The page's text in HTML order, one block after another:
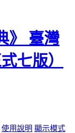
使用說明 顯示模式